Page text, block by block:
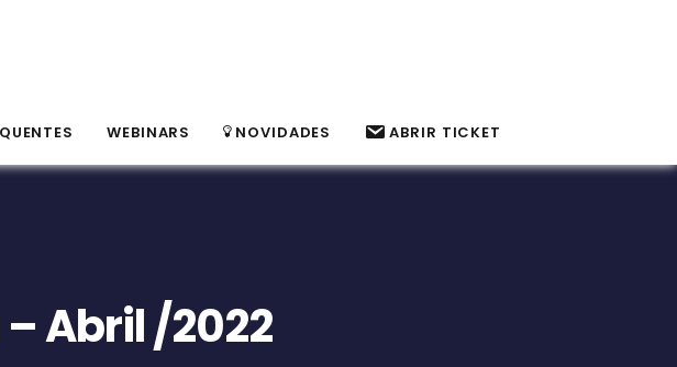
WEBINARS NOVIDADES ABRIR TICKET
Abril /2022